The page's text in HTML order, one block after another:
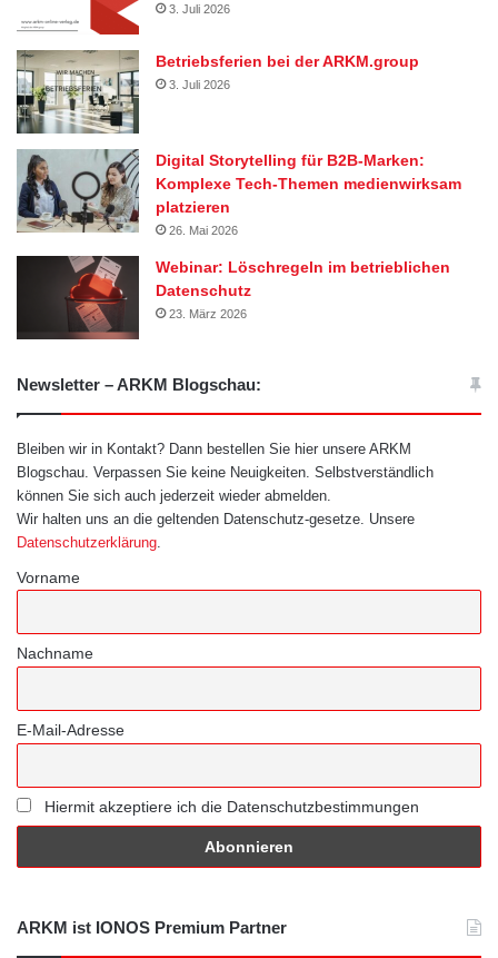
3. Juli 2026
Betriebsferien bei der ARKM.group
3. Juli 2026
Digital Storytelling für B2B-Marken:
Komplexe Tech-Themen medienwirksam
platzieren
26. Mai 2026
Webinar: Löschregeln im betrieblichen
Datenschutz
23. März 2026
Newsletter – ARKM Blogschau:
Bleiben wir in Kontakt? Dann bestellen Sie hier unsere ARKM
Blogschau. Verpassen Sie keine Neuigkeiten. Selbstverständlich
können Sie sich auch jederzeit wieder abmelden.
Wir halten uns an die geltenden Datenschutz-gesetze. Unsere
Datenschutzerklärung
Vorname
Nachname
E-Mail-Adresse
Hiermit akzeptiere ich die Datenschutzbestimmungen
ARKM ist IONOS Premium Partner